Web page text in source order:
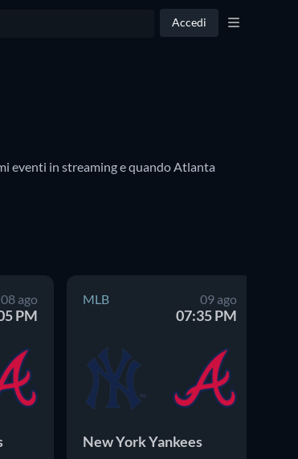
Accedi
eventi in streaming e quando Atlanta
08 ago
PM
MLB 09 ago
07:35 PM
New York Yankees